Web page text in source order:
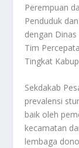
Perempuan
Penduduk
dengan
Tim
Tingkat
Sekdakab
prevalensi
baik oleh
kecamatan
lembaga